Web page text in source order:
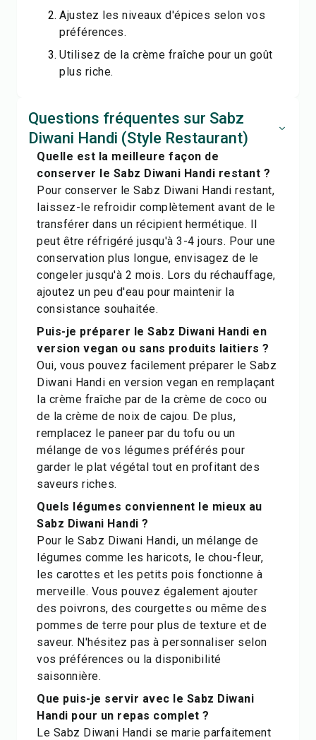
Ajustez les niveaux d'épices selon vos
préférences.
Utilisez de la crème fraîche pour un goût
plus riche.
Questions fréquentes sur Sabz
Diwani Handi (Style Restaurant)
Quelle est la meilleure façon de
conserver le Sabz Diwani Handi restant ?
Pour conserver le Sabz Diwani Handi restant,
laissez-le refroidir complètement avant de le
transférer dans un récipient hermétique. Il
peut être réfrigéré jusqu'à 3-4 jours. Pour une
conservation plus longue, envisagez de le
congeler jusqu'à 2 mois. Lors du réchauffage,
ajoutez un peu d'eau pour maintenir la
consistance souhaitée.
Puis-je préparer le Sabz Diwani Handi en
version vegan ou sans produits laitiers ?
Oui, vous pouvez facilement préparer le Sabz
Diwani Handi en version vegan en remplaçant
la crème fraîche par de la crème de coco ou
de la crème de noix de cajou. De plus,
remplacez le paneer par du tofu ou un
mélange de vos légumes préférés pour
garder le plat végétal tout en profitant des
saveurs riches.
Quels légumes conviennent le mieux au
Sabz Diwani Handi ?
Pour le Sabz Diwani Handi, un mélange de
légumes comme les haricots, le chou-fleur,
les carottes et les petits pois fonctionne à
merveille. Vous pouvez également ajouter
des poivrons, des courgettes ou même des
pommes de terre pour plus de texture et de
saveur. N'hésitez pas à personnaliser selon
vos préférences ou la disponibilité
saisonnière.
Que puis-je servir avec le Sabz Diwani
Handi pour un repas complet ?
Le Sabz Diwani Handi se marie parfaitement